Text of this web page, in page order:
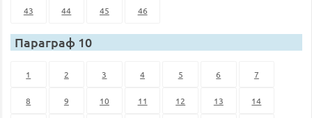
43 44 45 46
Параграф 10
1 2 3 4 5 6 7
8 9 10 11 12 13 14